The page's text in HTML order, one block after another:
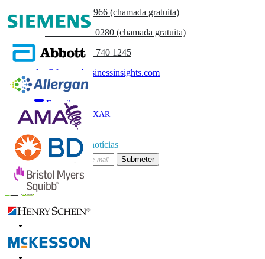
+1 833 909 2966 (chamada gratuita)
+44 808 502 0280 (chamada gratuita)
(APAC) +91 744 740 1245
sales@fortunebusinessinsights.com
Chamado
E-mail
BAIXAR
AMOSTRA
Subscrever boletim de notícias
Submeter
Confie on-line